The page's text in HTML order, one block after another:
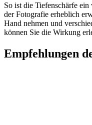
So ist die Tiefenschärfe
der Fotografie erheblich
Hand nehmen und
können Sie die Wirkung
Empfehlungen